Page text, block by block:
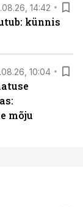
14:42
künnis
10:04
mõju